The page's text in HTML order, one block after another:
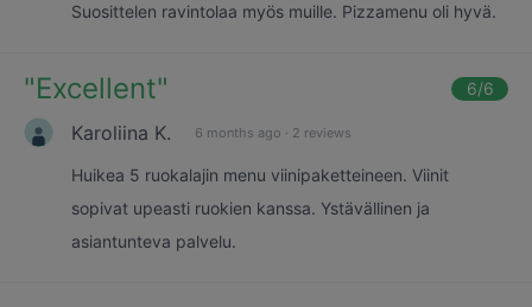
Suosittelen ravintolaa myös muille. Pizzamenu oli hyvä.
"Excellent" 6/6
Karoliina K. 6 months ago · 2 reviews
Huikea 5 ruokalajin menu viinipaketteineen. Viinit
sopivat upeasti ruokien kanssa. Ystävällinen ja
asiantunteva palvelu.